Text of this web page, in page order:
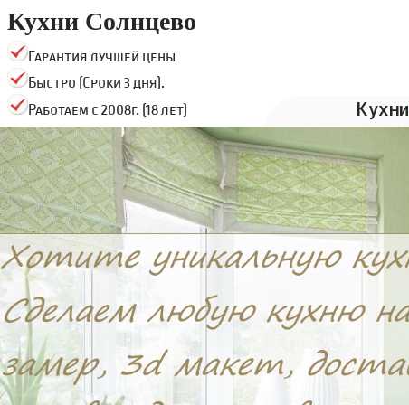
Кухни Солнцево
Гарантия лучшей цены
Быстро (Сроки 3 дня).
Работаем с 2008г. (18 лет)
Кухни